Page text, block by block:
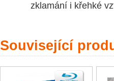
zklamání i křehké
Související